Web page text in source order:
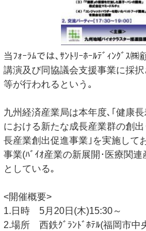
当ﾌｫｰﾗﾑでは､ｻﾝﾄﾘｰﾎｰﾙﾃﾞｨﾝｸﾞｽ
講演及び同協議会支援事業に採
等が行われるという｡
九州経済産業局は本年度､｢健康
における新たな成長産業群の創
長産業創出促進事業｣を実施して
事業(ﾊﾞｲｵ産業の新展開･医療関
としている｡
<開催概要>
1.日時 5月20日(木)15:30～
2.場所 西鉄ｸﾞﾗﾝﾄﾞﾎﾃﾙ(福岡市中